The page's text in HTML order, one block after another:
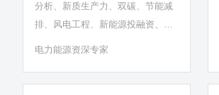
分析、新质生产力、双碳、节能减
排、风电工程、新能源投融资、新
能源全产业链布局、低碳数智化技
电力能源资深专家